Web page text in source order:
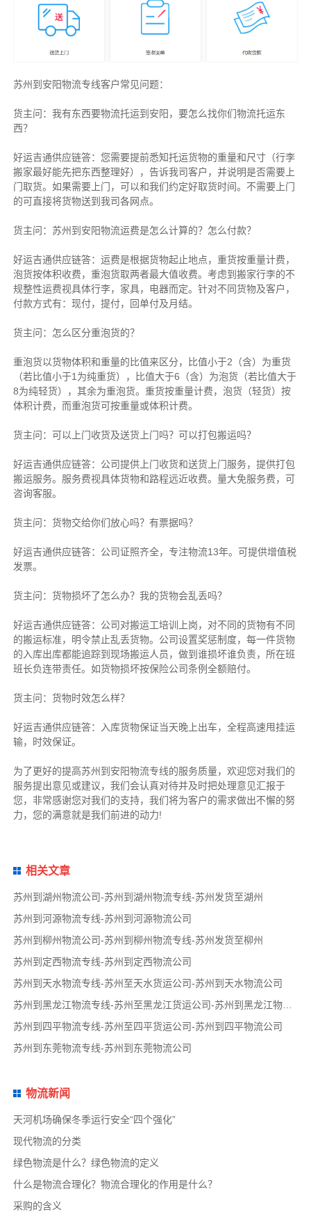
苏州到安阳物流专线客户常见问题：
货主问：我有东西要物流托运到安阳，要怎么找你们物流托运东
西？
好运吉通供应链答：您需要提前悉知托运货物的重量和尺寸（行李
搬家最好能先把东西整理好），告诉我司客户，并说明是否需要上
门取货。如果需要上门，可以和我们约定好取货时间。不需要上门
的可直接将货物送到我司各网点。
货主问：苏州到安阳物流运费是怎么计算的？怎么付款？
好运吉通供应链答：运费是根据货物起止地点，重货按重量计费，
泡货按体积收费，重泡货取两者最大值收费。考虑到搬家行李的不
规整性运费视具体行李，家具，电器而定。针对不同货物及客户，
付款方式有：现付，提付，回单付及月结。
货主问：怎么区分重泡货的？
重泡货以货物体积和重量的比值来区分，比值小于2（含）为重货
（若比值小于1为纯重货），比值大于6（含）为泡货（若比值大于
8为纯轻货），其余为重泡货。重货按重量计费，泡货（轻货）按
体积计费，而重泡货可按重量或体积计费。
货主问：可以上门收货及送货上门吗？可以打包搬运吗？
好运吉通供应链答：公司提供上门收货和送货上门服务，提供打包
搬运服务。服务费视具体货物和路程远近收费。量大免服务费，可
咨询客服。
货主问：货物交给你们放心吗？有票据吗？
好运吉通供应链答：公司证照齐全，专注物流13年。可提供增值税
发票。
货主问：货物损坏了怎么办？我的货物会乱丢吗？
好运吉通供应链答：公司对搬运工培训上岗，对不同的货物有不同
的搬运标准，明令禁止乱丢货物。公司设置奖惩制度，每一件货物
的入库出库都能追踪到现场搬运人员，做到谁损坏谁负责，所在班
班长负连带责任。如货物损坏按保险公司条例全额赔付。
货主问：货物时效怎么样？
好运吉通供应链答：入库货物保证当天晚上出车，全程高速甩挂运
输，时效保证。
为了更好的提高苏州到安阳物流专线的服务质量，欢迎您对我们的
服务提出意见或建议，我们会认真对待并及时把处理意见汇报于
您，非常感谢您对我们的支持，我们将为客户的需求做出不懈的努
力，您的满意就是我们前进的动力!
相关文章
苏州到湖州物流公司-苏州到湖州物流专线-苏州发货至湖州
苏州到河源物流专线-苏州到河源物流公司
苏州到柳州物流公司-苏州到柳州物流专线-苏州发货至柳州
苏州到定西物流专线-苏州到定西物流公司
苏州到天水物流专线-苏州至天水货运公司-苏州到天水物流公司
苏州到黑龙江物流专线-苏州至黑龙江货运公司-苏州到黑龙江物流公司
苏州到四平物流专线-苏州至四平货运公司-苏州到四平物流公司
苏州到东莞物流专线-苏州到东莞物流公司
物流新闻
天河机场确保冬季运行安全“四个强化”
现代物流的分类
绿色物流是什么？绿色物流的定义
什么是物流合理化？物流合理化的作用是什么？
采购的含义